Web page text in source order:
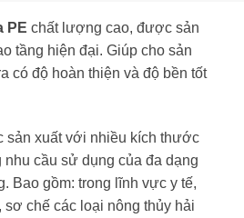
PE chất lượng cao, được sản
tầng hiện đại. Giúp cho sản
có độ hoàn thiện và độ bền tốt
xuất với nhiều kích thước
cầu sử dụng của đa dạng
Bao gồm: trong lĩnh vực y tế,
chế các loại nông thủy hải